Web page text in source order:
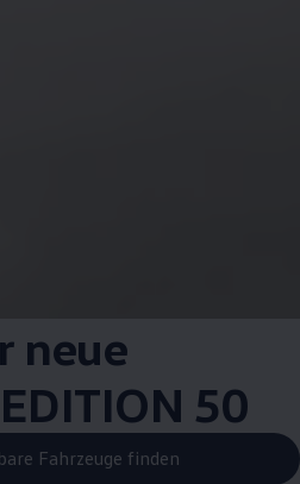
neue
50
Fahrzeuge finden